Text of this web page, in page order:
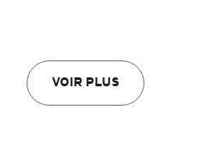
VOIR PLUS